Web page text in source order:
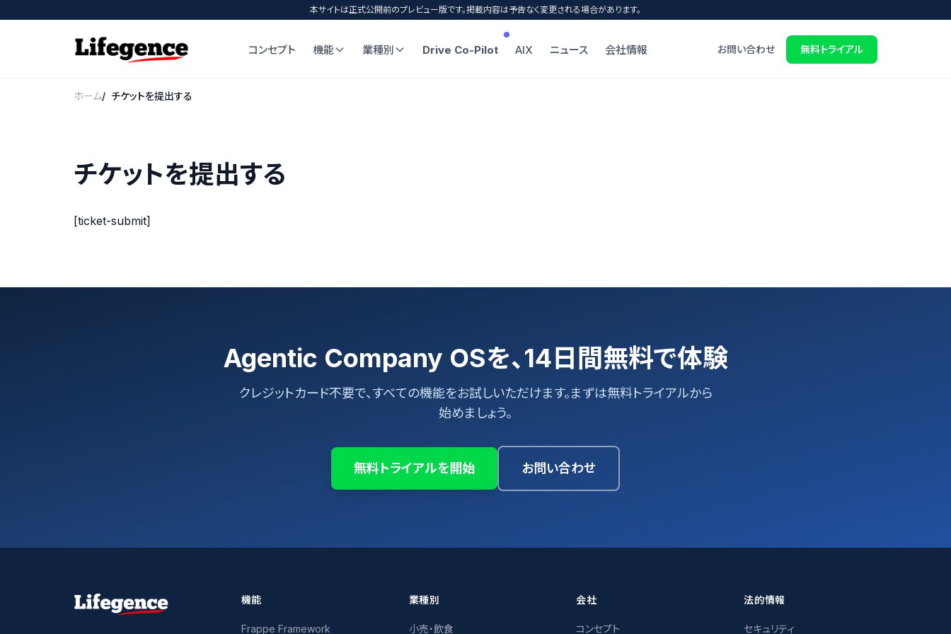
本サイトは正式公開前のプレビュー版です。掲載内容は予告なく変更される場合があります。
コンセプト 機能 業種別 Drive Co-Pilot AIX ニュース 会社情報 お問い合わせ 無料トライアル
ホーム チケットを提出する
チケットを提出する
[ticket-submit]
Agentic Company OSを、14日間無料で体験
クレジットカード不要で、すべての機能をお試しいただけます。まずは無料トライアルから
始めましょう。
無料トライアルを開始 お問い合わせ
機能
Frappe Framework
業種別
小売・飲食
会社
コンセプト
法的情報
セキュリティ